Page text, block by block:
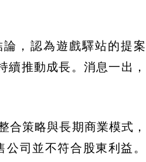
，認為遊戲驛站的提案
續推動成長。消息一出，
合策略與長期商業模式，
司並不符合股東利益。